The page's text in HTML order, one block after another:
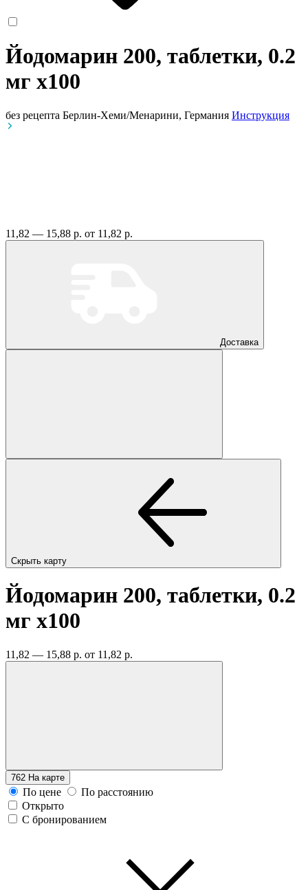
Йодомарин 200, таблетки, 0.2
мг x100
без рецепта Берлин-Хеми/Менарини, Германия Инструкция
11,82 — 15,88 р. от 11,82 р.
Доставка
Скрыть карту
Йодомарин 200, таблетки, 0.2
мг x100
11,82 — 15,88 р. от 11,82 р.
762 На карте
По цене
По расстоянию
Открыто
С бронированием